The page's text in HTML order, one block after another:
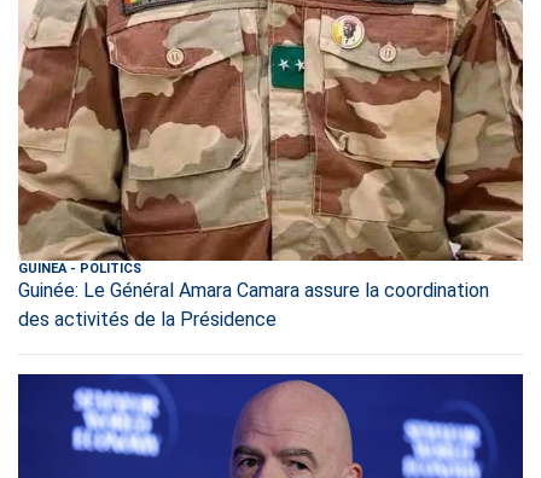
GUINEA - POLITICS
Guinée: Le Général Amara Camara assure la coordination
des activités de la Présidence